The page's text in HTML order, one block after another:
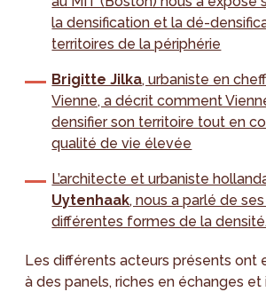
la densification et la dé-
territoires de la périphérie
Brigitte Jilka, urbaniste en
Vienne, a décrit comment
densifier son territoire tout en
qualité de vie élevée
L’architecte et urbaniste
Uytenhaak, nous a parlé de
différentes formes de la
Les différents acteurs présents ont
à des panels, riches en échanges et